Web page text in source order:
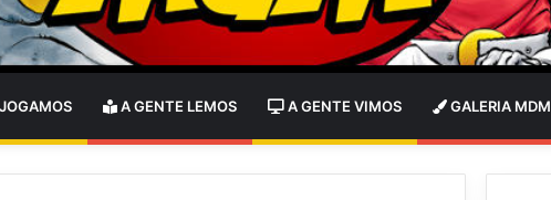
A GENTE LEMOS A GENTE VIMOS GALERIA MDM